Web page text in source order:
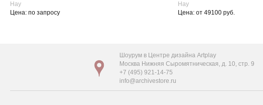
Hay
Цена: по запросу
Hay
Цена: от 49100 руб.
Шоурум в Центре дизайна Artplay
Москва Нижняя Сыромятническая, д. 10, стр. 9
+7 (495) 921-14-75
info@archivestore.ru